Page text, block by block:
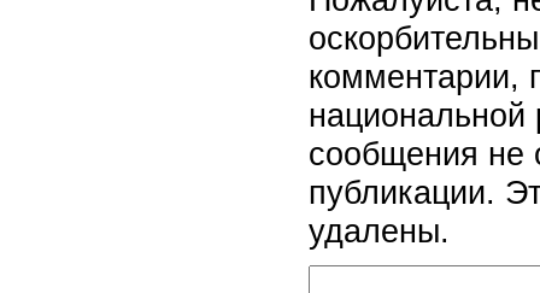
комментарии,
национальной
сообщения не
публикации.
удалены.